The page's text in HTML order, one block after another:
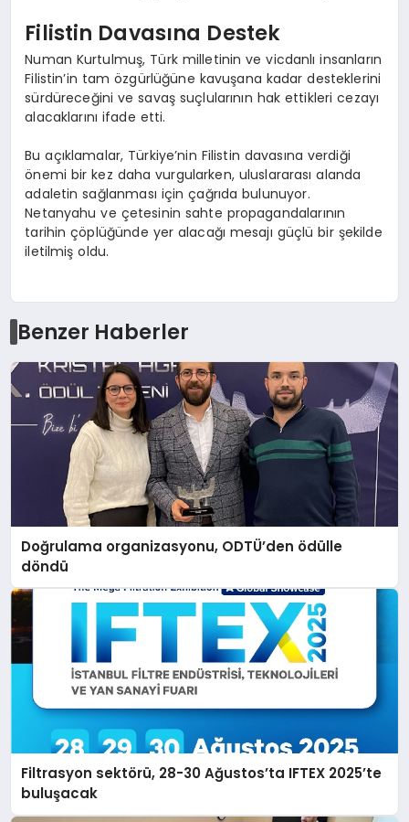
Filistin Davasına Destek
Numan Kurtulmuş, Türk milletinin ve vicdanlı insanların
Filistin’in tam özgürlüğüne kavuşana kadar desteklerini
sürdüreceğini ve savaş suçlularının hak ettikleri cezayı
alacaklarını ifade etti.
Bu açıklamalar, Türkiye’nin Filistin davasına verdiği
önemi bir kez daha vurgularken, uluslararası alanda
adaletin sağlanması için çağrıda bulunuyor.
Netanyahu ve çetesinin sahte propagandalarının
tarihin çöplüğünde yer alacağı mesajı güçlü bir şekilde
iletilmiş oldu.
Benzer Haberler
Doğrulama organizasyonu, ODTÜ’den ödülle
döndü
Filtrasyon sektörü, 28-30 Ağustos’ta IFTEX 2025’te
buluşacak